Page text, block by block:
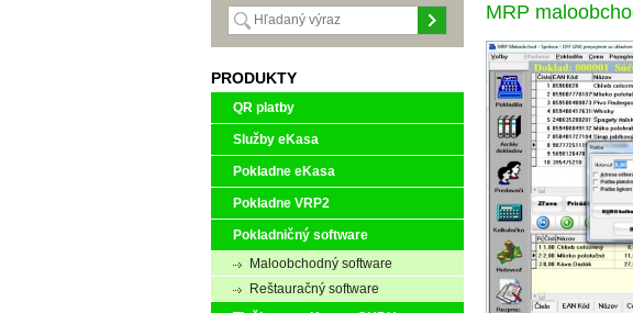
MRP
PRODUKTY
QR platby
Služby eKasa
Pokladne eKasa
Pokladne VRP2
Pokladničný software
Maloobchodný software
Reštauračný software